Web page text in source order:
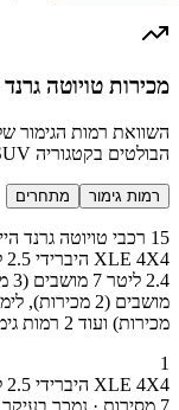
מכירות טויוטה גרנד היילנדר 2024
הבולטים בקטגוריה SUV גדול
רמות גימור מתחרים
מכירות) ועוד 2 רמות גימור נוספות.
1
XLE 4X4 היברידי 2.5 ליטר 8 מושבים